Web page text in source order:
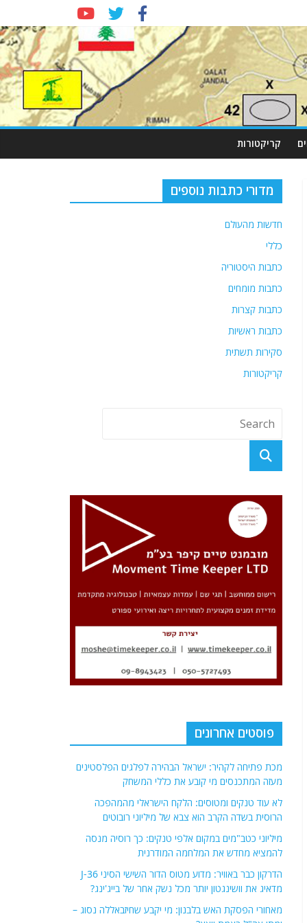
קריקטורות
מדורי כתבות נוספים
חדשות מהעולם
כללי
כתבות היסטוריה
כתבות מומחים
כתבות קצרות
כתבות ראשיות
סקירות תשתית
קריקטורות
פוסטים אחרונים
מכת פתיחה לקהיר: ישראל הבהירה לפלגים הפלסטינים
מעזה המתכנסים מי קובע את כללי המשחק
לא עוד טנקים ומטוסים: הלקח הישראלי מהמהפכה
הרוסית בשדה הקרב הוא צבא של מיליוני רובוטים
מיליוני כטב"מים במקום אלפי טנקים: כך רוסיה מנסה
להמציא מחדש את המלחמה המודרנית
הדרקון כבר באוויר: מדוע מטוס הדור השישי הסיני J-36
מדאיג את וושינגטון יותר מכל נשק אחר של בייג'ינג?
מאחורי הפסקת האש בלבנון: מי יקבע שחיזבאללה נסוג –